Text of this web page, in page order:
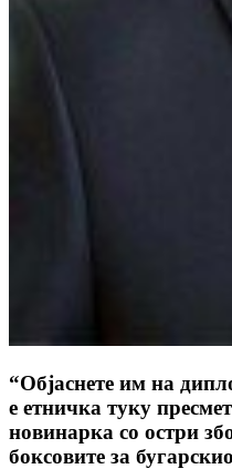
“Објаснете им на
е етничка туку
новинарка со остри
боксовите за